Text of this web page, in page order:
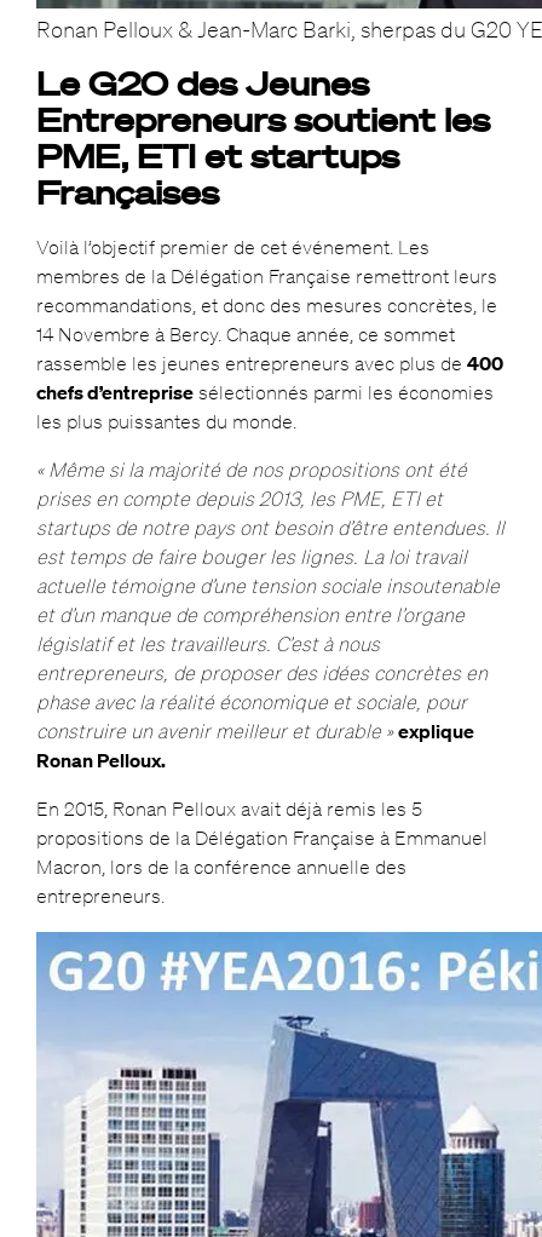
Ronan Pelloux & Jean-Marc Barki, sherpas du G20
Le G20 des Jeunes
Entrepreneurs soutient les
PME, ETI et startups
Françaises
Voilà l’objectif premier de cet événement. Les
membres de la Délégation Française remettront leurs
recommandations, et donc des mesures concrètes, le
14 Novembre à Bercy. Chaque année, ce sommet
rassemble les jeunes entrepreneurs avec plus de 400
chefs d’entreprisesélectionnés parmi les économies
les plus puissantes du monde.
« Même si la majorité denos propositions ont été
prises en compte depuis 2013, les PME, ETI et
startups denotre pays ont besoin d’être entendues. Il
est temps defaire bouger les lignes. La loi travail
actuelle témoigne d’une tension sociale insoutenable
et d’un manque decompréhension entre l’organe
législatif et les travailleurs. C’est à nous
entrepreneurs, deproposer desidées concrètes en
phase avec la réalité économique et sociale, pour
construire un avenir meilleur et durable » explique
Ronan Pelloux.
En 2015, Ronan Pelloux avait déjà remis les 5
propositions de la Délégation Française à Emmanuel
Macron, lors de la conférence annuelle des
entrepreneurs.